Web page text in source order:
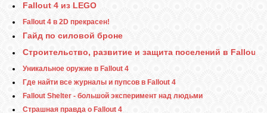
Fallout 4 из LEGO
Fallout 4 в 2D прекрасен!
Гайд по силовой броне
Строительство, развитие и защита поселений в Fallout 4
Уникальное оружие в Fallout 4
Где найти все журналы и пупсов в Fallout 4
Fallout Shelter - большой эксперимент над людьми
Страшная правда о Fallout 4